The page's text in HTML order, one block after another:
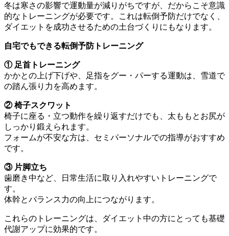
冬は寒さの影響で運動量が減りがちですが、だからこそ意識
的なトレーニングが必要です。これは転倒予防だけでなく、
ダイエットを成功させるための土台づくりにもなります。
自宅でもできる転倒予防トレーニング
① 足首トレーニング
かかとの上げ下げや、足指をグー・パーする運動は、雪道で
の踏ん張り力を高めます。
② 椅子スクワット
椅子に座る・立つ動作を繰り返すだけでも、太ももとお尻が
しっかり鍛えられます。
フォームが不安な方は、セミパーソナルでの指導がおすすめ
です。
③ 片脚立ち
歯磨き中など、日常生活に取り入れやすいトレーニングで
す。
体幹とバランス力の向上につながります。
これらのトレーニングは、ダイエット中の方にとっても基礎
代謝アップに効果的です。